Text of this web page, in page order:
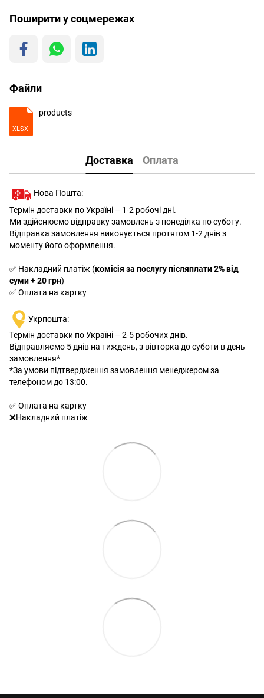
Поширити у соцмережах
Файли
XLSX
products
Доставка Оплата
Нова Пошта:
Термін доставки по Україні – 1-2 робочі дні.
Ми здійснюємо відправку замовлень з понеділка по суботу.
Відправка замовлення виконується протягом 1-2 днів з
моменту його оформлення.
✅ Накладний платіж (комісія за послугу післяплати 2% від
суми + 20 грн)
✅ Оплата на картку
Укрпошта:
Термін доставки по Україні – 2-5 робочих днів.
Відправляємо 5 днів на тиждень, з вівторка до суботи в день
замовлення*
*За умови підтвердження замовлення менеджером за
телефоном до 13:00.
✅ Оплата на картку
❌Накладний платіж